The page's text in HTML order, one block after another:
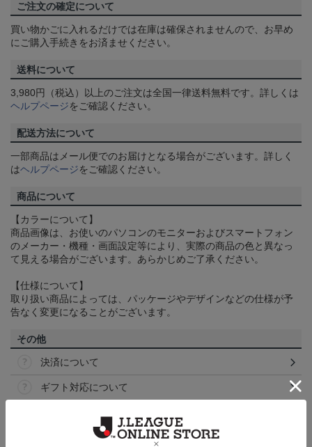
ご注文の確定について
買い物かごに入れるだけでは在庫は確保されませんので、お早め
にご購入手続きをお済ませください。
送料について
3,980円（税込）以上のご注文は全国一律送料無料です。詳しくは
ヘルプページをご確認ください。
配送方法について
一部商品はメール便でのお届けとなる場合がございます。詳しく
はヘルプページをご確認ください。
商品について
【カラーについて】
商品画像は、お使いのパソコンのモニターおよびスマートフォン
のメーカー・機種・画面設定等により、実際の商品の色と異なっ
て見える場合がございます。あらかじめご了承ください。
【仕様について】
取り扱い商品によっては、パッケージやデザインなどの仕様が予
告なく変更になることがございます。
その他
決済について
ギフト対応について